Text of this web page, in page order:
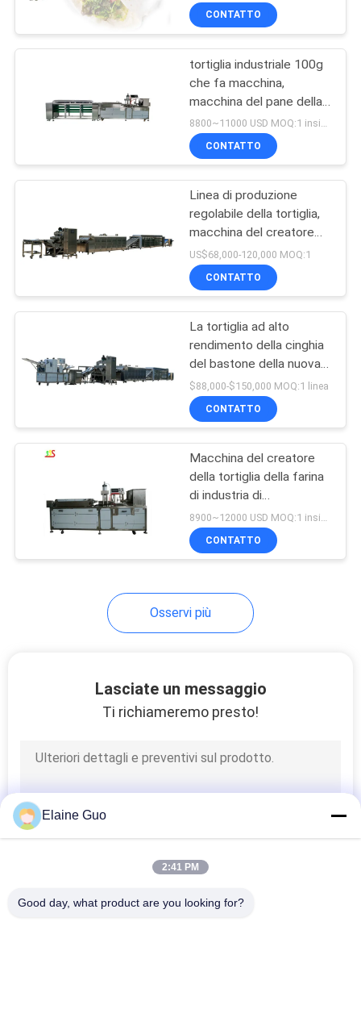
Linea di
trasformazione
dell'ortaggio da
frutto
Macchina del
selezionatore di
colore
Macchina dello
sterilizzatore UHT
linea di lavorazione
pomodoro
linea di lavorazione
del mango
Impianto di
lavorazione
CONTATTO
tortiglia industriale 100g
che fa macchina,
macchina del pane della
tortiglia 3600pcs/h
8800~11000 USD MOQ:1 insieme
CONTATTO
Linea di produzione
regolabile della tortiglia,
macchina del creatore
della tortiglia di cereale
3800pcs/h
US$68,000-120,000 MOQ:1
CONTATTO
La tortiglia ad alto
rendimento della cinghia
del bastone della nuova
generazione non avvolge
la linea di produzione
industriale della stampa
$88,000-$150,000 MOQ:1 linea
CONTATTO
Macchina del creatore
della tortiglia della farina
di industria di
trasformazione
alimentare 2000pcs/h
CONTATTO
Osservi più
Lasciate un messaggio
Ti richiameremo presto!
Elaine Guo
2:41 PM
Good day, what product are you looking for?